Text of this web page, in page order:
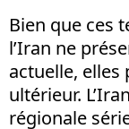
Bien que ces
l’Iran ne
actuelle,
ultérieur.
régionale